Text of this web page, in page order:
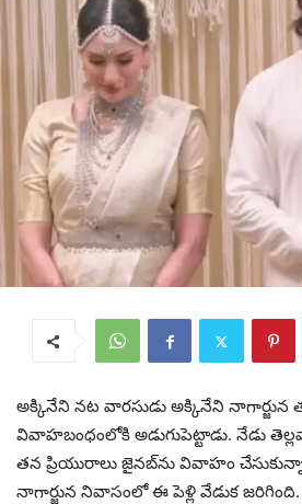
అక్కినేని న‌ట వార‌సుడు అక్కినేని
వివాహ‌బంధంలోకి అడుగుపెట్టాడు. నేడు
త‌న ప్రియురాలు జైనబ్‌ను వివాహం
నాగార్జున నివాసంలో ఈ పెళ్లి వేడుక